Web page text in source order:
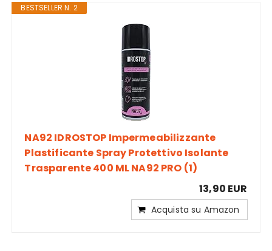
BESTSELLER N. 2
NA92 IDROSTOP Impermeabilizzante
Plastificante Spray Protettivo Isolante
Trasparente 400 ML NA92 PRO (1)
13,90 EUR
Acquista su Amazon